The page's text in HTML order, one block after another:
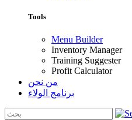
Tools
Menu Builder
Inventory Manager
Training Suggester
Profit Calculator
من نحن
برنامج الولاء